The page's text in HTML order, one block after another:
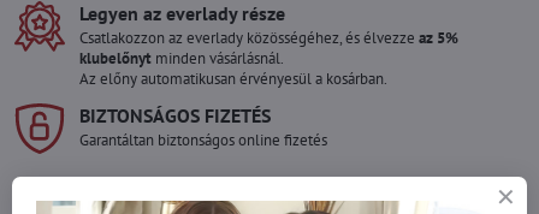
Legyen az everlady része
Csatlakozzon az everlady közösségéhez, és élvezze az 5%
klubelőnyt minden vásárlásnál.
Az előny automatikusan érvényesül a kosárban.
BIZTONSÁGOS FIZETÉS
Garantáltan biztonságos online fizetés
Szeretne több terméket rendelni mint